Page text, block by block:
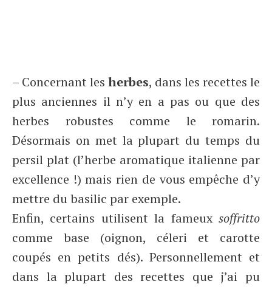
– Concernant les herbes, dans les recettes le
plus anciennes il n’y en a pas ou que des
herbes robustes comme le romarin.
Désormais on met la plupart du temps du
persil plat (l’herbe aromatique italienne par
excellence !) mais rien de vous empêche d’y
mettre du basilic par exemple.
Enfin, certains utilisent la fameux soffritto
comme base (oignon, céleri et carotte
coupés en petits dés). Personnellement et
dans la plupart des recettes que j’ai pu